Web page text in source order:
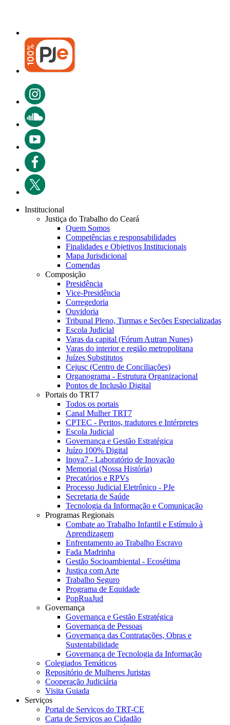
Institucional
Justiça do Trabalho do Ceará
Quem Somos
Competências e responsabilidades
Finalidades e Objetivos Institucionais
Mapa Jurisdicional
Comendas
Composição
Presidência
Vice-Presidência
Corregedoria
Ouvidoria
Tribunal Pleno, Turmas e Seções Especializadas
Escola Judicial
Varas da capital (Fórum Autran Nunes)
Varas do interior e região metropolitana
Juízes Substitutos
Cejusc (Centro de Conciliações)
Organograma - Estrutura Organizacional
Pontos de Inclusão Digital
Portais do TRT7
Todos os portais
Canal Mulher TRT7
CPTEC - Peritos, tradutores e Intérpretes
Escola Judicial
Governança e Gestão Estratégica
Juízo 100% Digital
Inova7 - Laboratório de Inovação
Memorial (Nossa História)
Precatórios e RPVs
Processo Judicial Eletrônico - PJe
Secretaria de Saúde
Tecnologia da Informação e Comunicação
Programas Regionais
Combate ao Trabalho Infantil e Estímulo à
Aprendizagem
Enfrentamento ao Trabalho Escravo
Fada Madrinha
Gestão Socioambiental - Ecosétima
Justiça com Arte
Trabalho Seguro
Programa de Equidade
PopRuaJud
Governança
Governança e Gestão Estratégica
Governança de Pessoas
Governança das Contratações, Obras e
Sustentabilidade
Governança de Tecnologia da Informação
Colegiados Temáticos
Repositório de Mulheres Juristas
Cooperação Judiciária
Visita Guiada
Serviços
Portal de Serviços do TRT-CE
Carta de Serviços ao Cidadão